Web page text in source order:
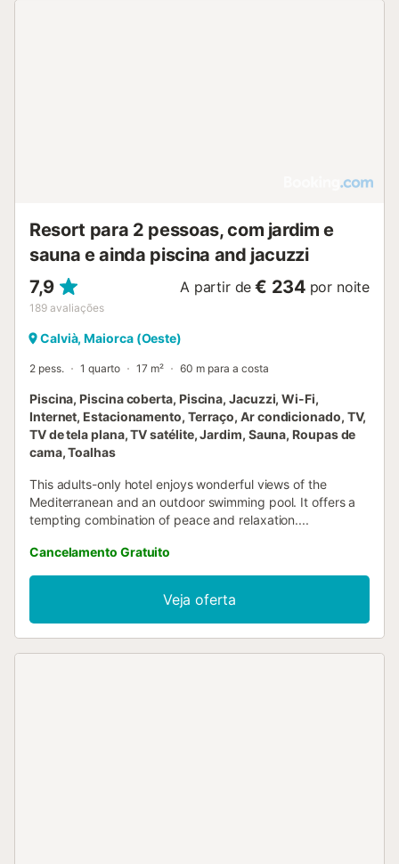
Resort para 2 pessoas, com jardim e
sauna e ainda piscina and jacuzzi
7,9
189 avaliações
A partir de € 234 por noite
Calvià, Maiorca (Oeste)
2 pess. 1 quarto 17 m² 60 m para a costa
Piscina, Piscina coberta, Piscina, Jacuzzi, Wi-Fi,
Internet, Estacionamento, Terraço, Ar condicionado, TV,
TV de tela plana, TV satélite, Jardim, Sauna, Roupas de
cama, Toalhas
This adults-only hotel enjoys wonderful views of the
Mediterranean and an outdoor swimming pool. It offers a
tempting combination of peace and relaxation....
Cancelamento Gratuito
Veja oferta